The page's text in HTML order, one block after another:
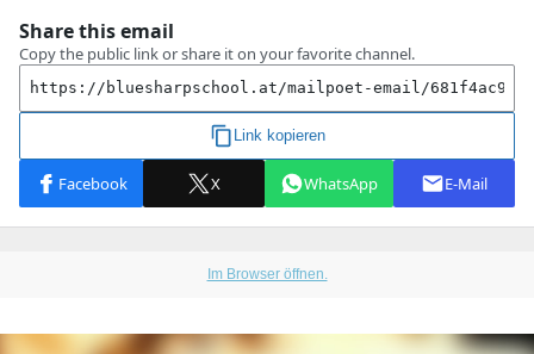
Im Browser öffnen.